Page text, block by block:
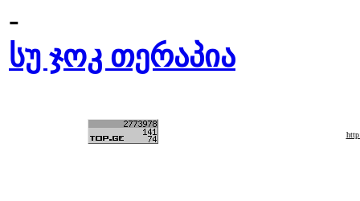
-
სუ ჯოკ თერაპია